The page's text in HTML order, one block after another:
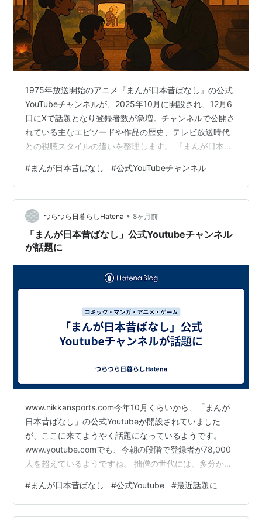
1975年放送開始のアニメ『まんが日本昔ばなし』の公式
YouTubeチャンネルが、2025年10月に開設され、12月6
日にXで話題となり登録者数が急増。チャンネルで公開さ
れている主なエピソードや作品の歴史、テレビ放送時代
との視聴スタイルの違いを整理します。 『まんが日本昔
見ていた人も多い『まんが日本昔ばなし』が、公式
YouTubeチャンネルという形であらためて注目を集めて
います。2025年10月にチャンネルが開設され、12月6日
にX（旧ツイッター）で話題になったことをきっかけに、
登録者数が短時間で大きく増えました。オープニングや
エンディ…
#まんが日本昔ばなし #公式YouTubeチャンネル
つらつら日暮らしHatena • 8ヶ月前
「まんが日本昔ばなし」公式Youtubeチャンネル
が話題に
www.nikkansports.com今年10月くらいから、「まんが
日本昔ばなし」の公式Youtubeが開設されていました
が、ここに来てようやく話題になっているようです。
www.youtube.comでも、今朝の段階で登録者が78,000
人を超えているようですね。 拙僧の世代には、多分かな
#まんが日本昔ばなし #公式Youtube #最近話題に